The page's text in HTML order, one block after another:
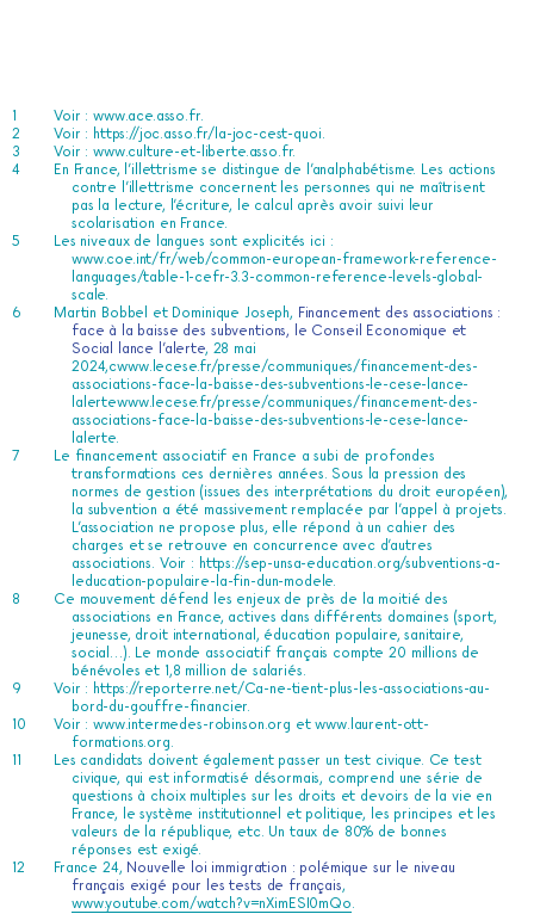
Voir : www.ace.asso.fr.
Voir : https://joc.asso.fr/la-joc-cest-quoi.
Voir : www.culture-et-liberte.asso.fr.
En France, l’illettrisme se distingue de l’analphabétisme. Les actions
contre l’illettrisme concernent les personnes qui ne maîtrisent
pas la lecture, l’écriture, le calcul après avoir suivi leur
scolarisation en France.
Les niveaux de langues sont explicités ici :
www.coe.int/fr/web/common-european-framework-reference-
languages/table-1-cefr-3.3-common-reference-levels-global-
scale.
Martin Bobbel et Dominique Joseph, Financement des associations :
face à la baisse des subventions, le Conseil Economique et
Social lance l’alerte, 28 mai
2024,cwww.lecese.fr/presse/communiques/financement-des-
associations-face-la-baisse-des-subventions-le-cese-lance-
lalertewww.lecese.fr/presse/communiques/financement-des-
associations-face-la-baisse-des-subventions-le-cese-lance-
lalerte.
Le financement associatif en France a subi de profondes
transformations ces dernières années. Sous la pression des
normes de gestion (issues des interprétations du droit européen),
la subvention a été massivement remplacée par l’appel à projets.
L’association ne propose plus, elle répond à un cahier des
charges et se retrouve en concurrence avec d’autres
associations. Voir : https://sep-unsa-education.org/subventions-a-
leducation-populaire-la-fin-dun-modele.
Ce mouvement défend les enjeux de près de la moitié des
associations en France, actives dans différents domaines (sport,
jeunesse, droit international, éducation populaire, sanitaire,
social…). Le monde associatif français compte 20 millions de
bénévoles et 1,8 million de salariés.
Voir : https://reporterre.net/Ca-ne-tient-plus-les-associations-au-
bord-du-gouffre-financier.
Voir : www.intermedes-robinson.org etwww.laurent-ott-
formations.org.
Les candidats doivent également passer un test civique. Ce test
civique, qui est informatisé désormais, comprend une série de
questions à choix multiples sur les droits et devoirs de la vie en
France, le système institutionnel et politique, les principes et les
valeurs de la république, etc. Un taux de 80% de bonnes
réponses est exigé.
France 24, Nouvelle loi immigration : polémique sur le niveau
français exigé pour les tests de français,
www.youtube.com/watch?v=nXimESI0mQo.